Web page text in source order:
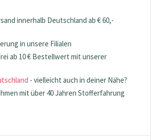
innerhalb Deutschland ab € 60,-
in unsere Filialen
ab 10 € Bestellwert mit unserer
- vielleicht auch in deiner Nähe?
mit über 40 Jahren Stofferfahrung